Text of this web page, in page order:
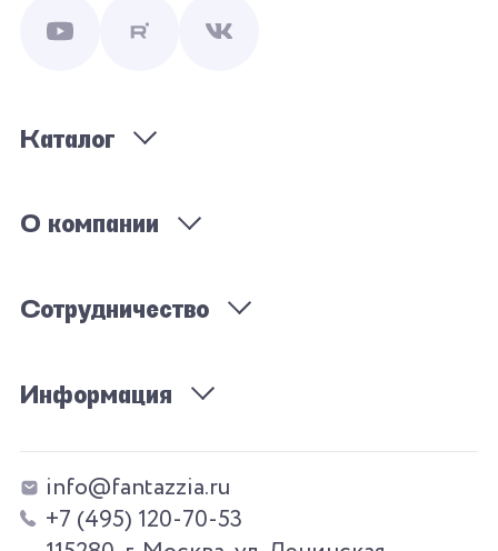
Каталог
О компании
Сотрудничество
Информация
info@fantazzia.ru
+7 (495) 120-70-53